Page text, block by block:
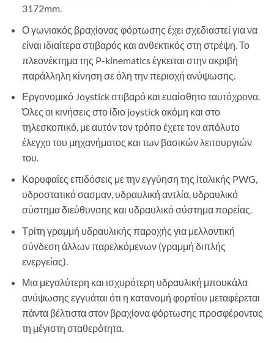
3172mm.
Ο γωνιακός βραχίονας φόρτωσης έχει σχεδιαστεί για να
είναι ιδιαίτερα στιβαρός και ανθεκτικός στη στρέψη. Το
πλεονέκτημα της P-kinematics έγκειται στην ακριβή
παράλληλη κίνηση σε όλη την περιοχή ανύψωσης.
Εργονομικό Joystick στιβαρό και ευαίσθητο ταυτόχρονα.
Όλες οι κινήσεις στο ίδιο joystick ακόμη και στο
τηλεσκοπικό, με αυτόν τον τρόπο έχετε τον απόλυτο
έλεγχο του μηχανήματος και των βασικών λειτουργιών
του.
Κορυφαίες επιδόσεις με την εγγύηση της Ιταλικής PWG,
υδροστατικό σασμαν, υδραυλική αντλία, υδραυλικό
σύστημα διεύθυνσης και υδραυλικό σύστημα πορείας.
Τρίτη γραμμή υδραυλικής παροχής για μελλοντική
σύνδεση άλλων παρελκόμενων (γραμμή διπλής
ενεργείας).
Μια μεγαλύτερη και ισχυρότερη υδραυλική μπουκάλα
ανύψωσης εγγυάται ότι η κατανομή φορτίου μεταφέρεται
πάντα βέλτιστα στον βραχίονα φόρτωσης προσφέροντας
τη μέγιστη σταθερότητα.